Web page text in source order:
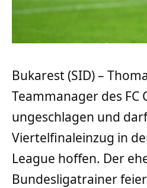
Bukarest (SID) –
Teammanager des FC
ungeschlagen und
Viertelfinaleinzug in
League hoffen. Der
Bundesligatrainer